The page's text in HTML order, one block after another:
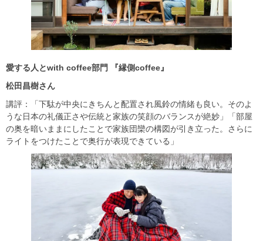
愛する人とwith coffee部門 『縁側coffee』
松田昌樹さん
講評：「下駄が中央にきちんと配置され風鈴の情緒も良い。そのよ
うな日本の礼儀正さや伝統と家族の笑顔のバランスが絶妙」「部屋
の奥を暗いままにしたことで家族団欒の構図が引き立った。さらに
ライトをつけたことで奥行が表現できている」